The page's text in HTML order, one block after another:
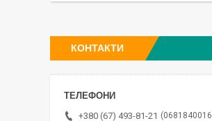
КОНТАКТИ
+380 (67) 493-81-21
0681840016